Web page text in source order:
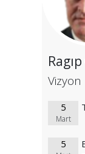
Vizyon
5
Mart
5